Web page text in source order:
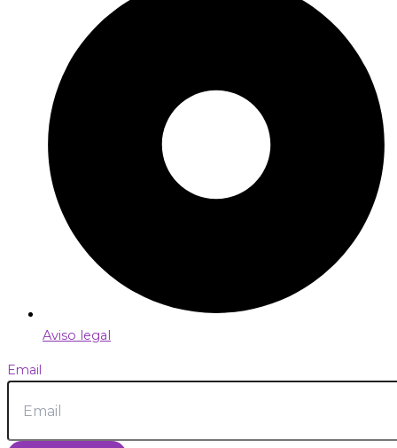
Aviso legal
Email